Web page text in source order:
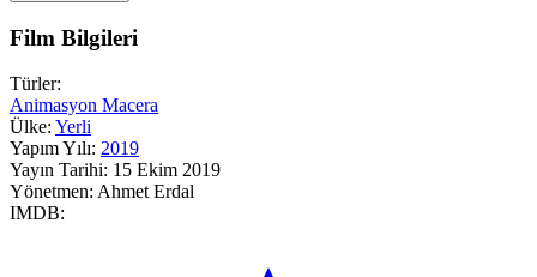
Film Bilgileri
Türler:
Animasyon Macera
Ülke: Yerli
Yapım Yılı: 2019
Yayın Tarihi: 15 Ekim 2019
Yönetmen: Ahmet Erdal
IMDB: